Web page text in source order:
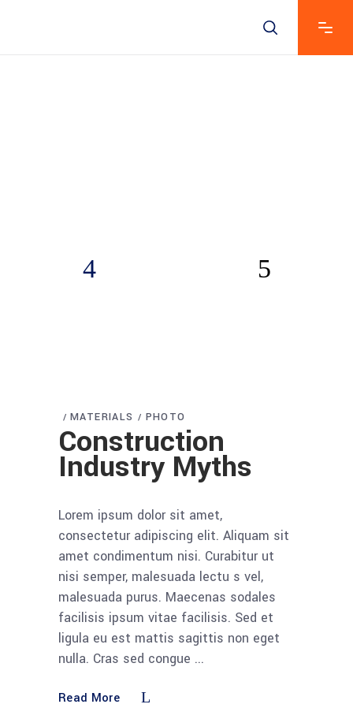
MATERIALS PHOTO
Construction
Industry Myths
Lorem ipsum dolor sit amet,
consectetur adipiscing elit. Aliquam sit
amet condimentum nisi. Curabitur ut
nisi semper, malesuada lectu s vel,
malesuada purus. Maecenas sodales
facilisis ipsum vitae facilisis. Sed et
ligula eu est mattis sagittis non eget
nulla. Cras sed congue
Read More